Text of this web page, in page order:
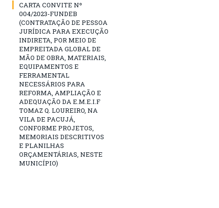
CARTA CONVITE Nº
004/2023-FUNDEB
(CONTRATAÇÃO DE PESSOA
JURÍDICA PARA EXECUÇÃO
INDIRETA, POR MEIO DE
EMPREITADA GLOBAL DE
MÃO DE OBRA, MATERIAIS,
EQUIPAMENTOS E
FERRAMENTAL
NECESSÁRIOS PARA
REFORMA, AMPLIAÇÃO E
ADEQUAÇÃO DA E.M.E.I.F
TOMAZ Q. LOUREIRO, NA
VILA DE PACUJÁ,
CONFORME PROJETOS,
MEMORIAIS DESCRITIVOS
E PLANILHAS
ORÇAMENTÁRIAS, NESTE
MUNICÍPIO)